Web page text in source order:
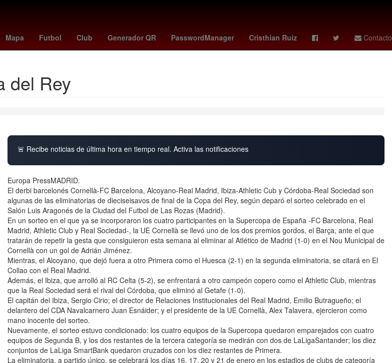
Mapa Futbol Club Generador QR PasswordManager Cristhian Ruiz Contacto
da gama Extradición Paco Ignacio Taibo II MLS Agresión dbacks - padres miniserie
del Rey
🚨 Recibe noticias de última hora en tiempo real. Activa las notificaciones
Europa PressMADRID.
El derbi barcelonés Cornellà-FC Barcelona, Alcoyano-Real Madrid, Ibiza-Athletic Cub y Córdoba-Real Sociedad son
algunas de las eliminatorias de dieciseisavos de final de la Copa del Rey, según deparó el sorteo celebrado en el
Salón Luis Aragonés de la Ciudad del Futbol de Las Rozas (Madrid).
En un sorteo en el que ya se incorporaron los cuatro participantes en la Supercopa de España -FC Barcelona, Real
Madrid, Athletic Club y Real Sociedad-, la UE Cornellà se llevó uno de los dos premios gordos, el Barça, ante el que
tratarán de repetir la gesta que consiguieron esta semana al eliminar al Atlético de Madrid (1-0) en el Nou Municipal de
Cornellà con un gol de Adrián Jiménez.
Mientras, el Alcoyano, que dejó fuera a otro Primera como el Huesca (2-1) en la segunda eliminatoria, se citará en El
Collao con el Real Madrid.
Además, el Ibiza, que arrolló al RC Celta (5-2), se enfrentará a otro campeón copero como el Athletic Club, mientras
que la Real Sociedad será el rival del Córdoba, que eliminó al Getafe (1-0).
El capitán del Ibiza, Sergio Cirio; el director de Relaciones Institucionales del Real Madrid, Emilio Butragueño; el
delantero del CDA Navalcarnero Juan Esnáider; y el presidente de la UE Cornellà, Alex Talavera, ejercieron como
mano inocente del sorteo.
Nuevamente, el sorteo estuvo condicionado: los cuatro equipos de la Supercopa quedaron emparejados con cuatro
equipos de Segunda B, y los dos restantes de la tercera categoría se medirán con dos de LaLigaSantander; los diez
conjuntos de LaLiga SmartBank quedaron cruzados con los diez restantes de Primera.
La eliminatoria, a partido único, se celebrará los días 16, 17, 20 y 21 de enero en los estadios de clubs de categoría